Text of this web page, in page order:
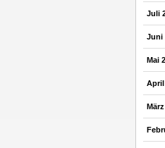
Juli
Juni
Mai
April